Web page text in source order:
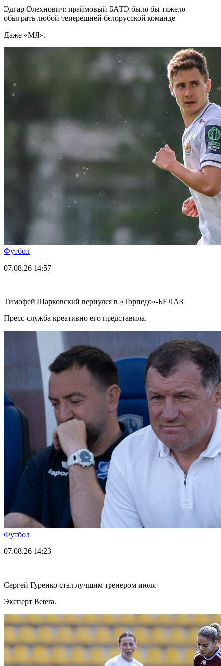
Эдгар Олехнович: праймовый БАТЭ было бы тяжело
обыграть любой теперешней белорусской команде
Даже «МЛ».
Футбол
07.08.26 14:57
Тимофей Шарковский вернулся в «Торпедо»-БЕЛАЗ
Пресс-служба креативно его представила.
Футбол
07.08.26 14:23
Сергей Гуренко стал лучшим тренером июля
Эксперт Betera.